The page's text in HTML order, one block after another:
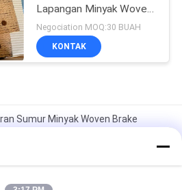
Lapangan Minyak Woven
untuk Pengeboran Pile
Driver
Negociation MOQ:30 BUAH
KONTAK
Sumur Minyak Woven Brake
Asbes Blok Rem Anyaman
Pengeboran Sumur Minyak